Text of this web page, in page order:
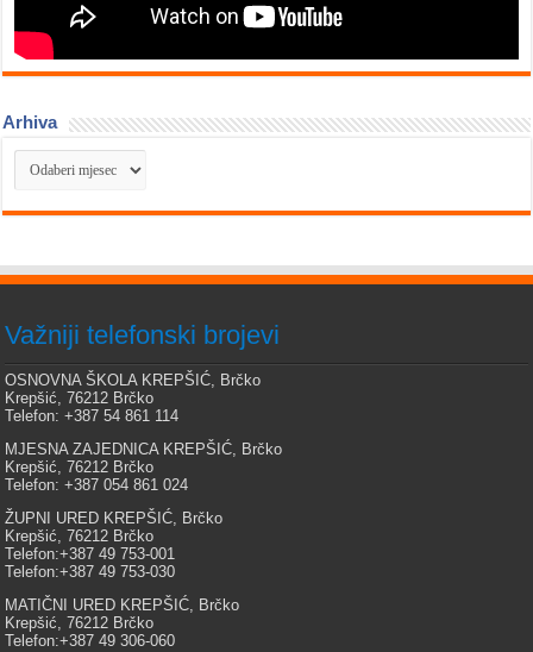
Arhiva
Arhiva
Važniji telefonski brojevi
OSNOVNA ŠKOLA KREPŠIĆ, Brčko
Krepšić, 76212 Brčko
Telefon: +387 54 861 114
MJESNA ZAJEDNICA KREPŠIĆ, Brčko
Krepšić, 76212 Brčko
Telefon: +387 054 861 024
ŽUPNI URED KREPŠIĆ, Brčko
Krepšić, 76212 Brčko
Telefon:+387 49 753-001
Telefon:+387 49 753-030
MATIČNI URED KREPŠIĆ, Brčko
Krepšić, 76212 Brčko
Telefon:+387 49 306-060